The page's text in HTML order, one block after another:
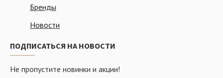
Бренды
Новости
ПОДПИСАТЬСЯ НА НОВОСТИ
Не пропустите новинки и акции!